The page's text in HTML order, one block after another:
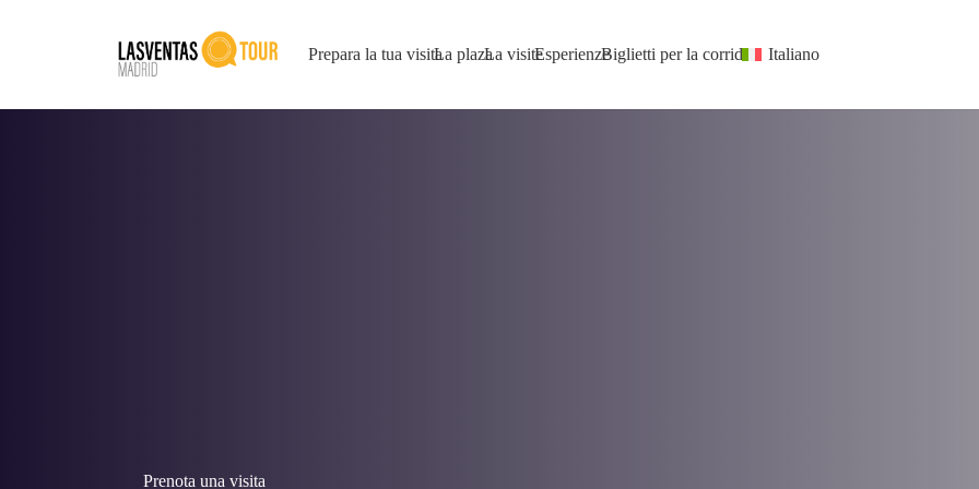
Prepara la tua visitaLa plazaLa visiteEsperienzeBiglietti per la corrida Italiano
Prenota una visita